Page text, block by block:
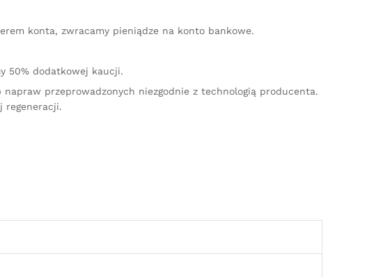
konta, zwracamy pieniądze na konto bankowe.
50% dodatkowej kaucji.
przeprowadzonych niezgodnie z technologią producenta.
regeneracji.